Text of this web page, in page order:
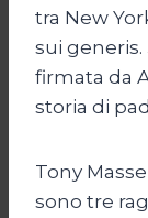
tra New
sui generis.
firmata da
storia di
Tony
sono tre